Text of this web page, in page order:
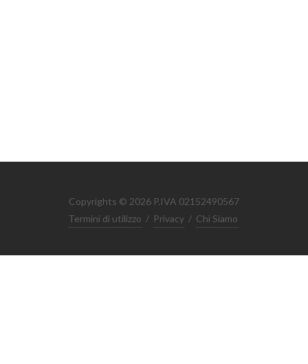
Copyrights © 2026 P.IVA 02152490567
Termini di utilizzo / Privacy / Chi Siamo